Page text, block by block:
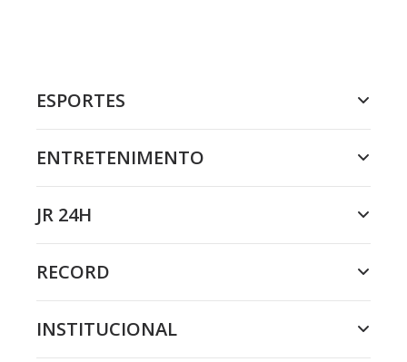
ESPORTES
ENTRETENIMENTO
JR 24H
RECORD
INSTITUCIONAL